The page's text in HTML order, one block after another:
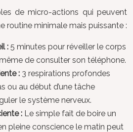
de micro-actions qui peuvent
routine minimale mais puissante :
: 5 minutes pour réveiller le corps
de consulter son téléphone.
: 3 respirations profondes
ou au début d’une tâche
le système nerveux.
: Le simple fait de boire un
pleine conscience le matin peut